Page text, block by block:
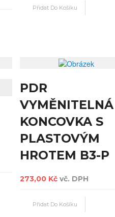
PDR
VYMĚNITELNÁ
KONCOVKA S
PLASTOVÝM
HROTEM B3-P
273,00 Kč vč. DPH